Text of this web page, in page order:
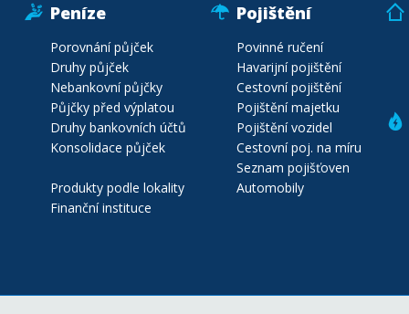
Peníze
Porovnání půjček
Druhy půjček
Nebankovní půjčky
Půjčky před výplatou
Druhy bankovních účtů
Konsolidace půjček
Produkty podle lokality
Finanční instituce
Pojištění
Povinné ručení
Havarijní pojištění
Cestovní pojištění
Pojištění majetku
Pojištění vozidel
Cestovní poj. na míru
Seznam pojišťoven
Automobily